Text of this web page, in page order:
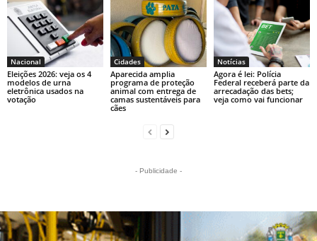
Nacional
Eleições 2026: veja os 4
modelos de urna
eletrônica usados na
votação
Cidades
Aparecida amplia
programa de proteção
animal com entrega de
camas sustentáveis para
cães
Notícias
Agora é lei: Polícia
Federal receberá parte da
arrecadação das bets;
veja como vai funcionar
- Publicidade -